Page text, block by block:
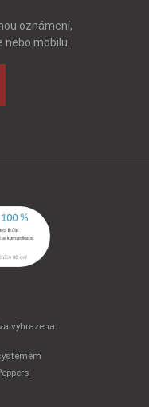
oznámení,
mobilu.
vyhrazena.